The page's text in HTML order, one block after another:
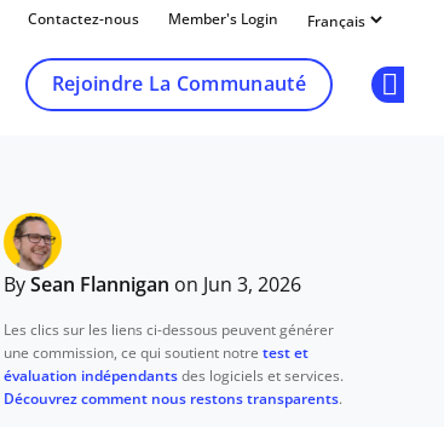
Contactez-nous Member's Login
Rejoindre La Communauté
By Sean Flannigan on Jun 3, 2026
Les clics sur les liens ci-dessous peuvent générer
une commission, ce qui soutient notre test et
évaluation indépendants des logiciels et services.
Découvrez comment nous restons transparents.